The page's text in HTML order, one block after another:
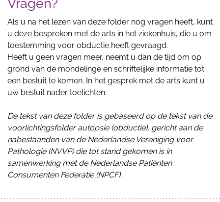
Vragen?
Als u na het lezen van deze folder nog vragen heeft, kunt
u deze bespreken met de arts in het ziekenhuis, die u om
toestemming voor obductie heeft gevraagd.
Heeft u geen vragen meer, neemt u dan de tijd om op
grond van de mondelinge en schriftelijke informatie tot
een besluit te komen. In het gesprek met de arts kunt u
uw besluit nader toelichten.
De tekst van deze folder is gebaseerd op de tekst van de
voorlichtingsfolder autopsie (obductie), gericht aan de
nabestaanden van de Nederlandse Vereniging voor
Pathologie (NVVP) die tot stand gekomen is in
samenwerking met de Nederlandse Patiënten
Consumenten Federatie (NPCF).